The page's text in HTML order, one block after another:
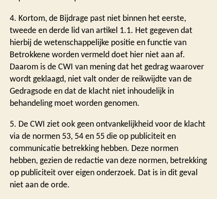
4. Kortom, de Bijdrage past niet binnen het eerste,
tweede en derde lid van artikel 1.1. Het gegeven dat
hierbij de wetenschappelijke positie en functie van
Betrokkene worden vermeld doet hier niet aan af.
Daarom is de CWI van mening dat het gedrag waarover
wordt geklaagd, niet valt onder de reikwijdte van de
Gedragsode en dat de klacht niet inhoudelijk in
behandeling moet worden genomen.
5. De CWI ziet ook geen ontvankelijkheid voor de klacht
via de normen 53, 54 en 55 die op publiciteit en
communicatie betrekking hebben. Deze normen
hebben, gezien de redactie van deze normen, betrekking
op publiciteit over eigen onderzoek. Dat is in dit geval
niet aan de orde.